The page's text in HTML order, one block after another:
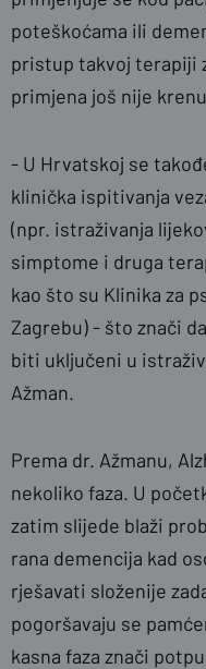
poteškoćama ili
pristup takvoj terapiji
primjena još nije
- U Hrvatskoj se
klinička ispitivanja
(npr. istraživanja
simptome i druga
kao što su Klinika za
Zagrebu) - što znači
biti uključeni u
Ažman.
Prema dr. Ažmanu,
nekoliko faza. U
zatim slijede blaži
rana demencija kad
rješavati složenije
pogoršavaju se
kasna faza znači